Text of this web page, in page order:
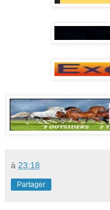
à 23:18
Partager